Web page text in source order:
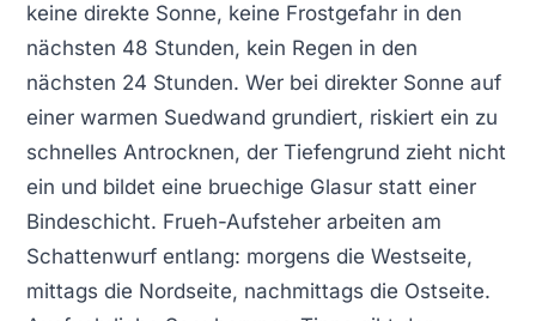
keine direkte Sonne, keine Frostgefahr in den
nächsten 48 Stunden, kein Regen in den
nächsten 24 Stunden. Wer bei direkter Sonne auf
einer warmen Suedwand grundiert, riskiert ein zu
schnelles Antrocknen, der Tiefengrund zieht nicht
ein und bildet eine bruechige Glasur statt einer
Bindeschicht. Frueh-Aufsteher arbeiten am
Schattenwurf entlang: morgens die Westseite,
mittags die Nordseite, nachmittags die Ostseite.